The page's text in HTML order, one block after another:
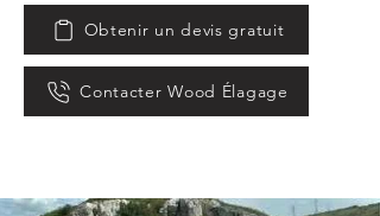
Obtenir un devis gratuit
Contacter Wood Élagage